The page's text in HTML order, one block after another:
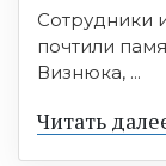
Сотрудники
почтили
Визнюка, ...
Читать